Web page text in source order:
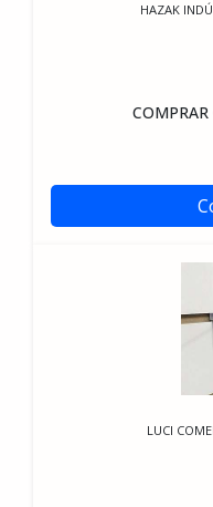
HAZAK
COMPRAR
LUCI